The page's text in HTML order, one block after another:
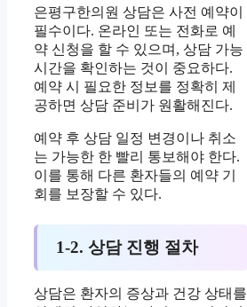
은평구한의원 상담은 사전 예약이
필수이다. 온라인 또는 전화로 예
약 신청을 할 수 있으며, 상담 가능
시간을 확인하는 것이 중요하다.
예약 시 필요한 정보를 정확히 제
공하면 상담 준비가 원활해진다.
예약 후 상담 일정 변경이나 취소
는 가능한 한 빨리 통보해야 한다.
이를 통해 다른 환자들의 예약 기
회를 보장할 수 있다.
1-2. 상담 진행 절차
상담은 환자의 증상과 건강 상태를